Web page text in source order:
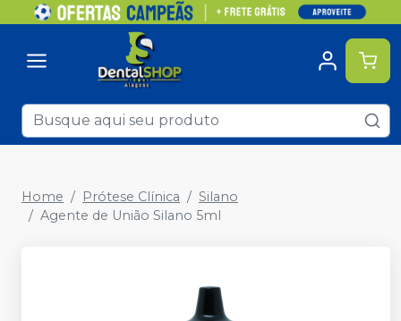
Home Prótese Clínica
Silano
Agente de União Silano 5ml